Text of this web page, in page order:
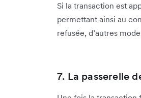
Si la transaction est
permettant ainsi au
refusée, d’autres
7. La passerelle